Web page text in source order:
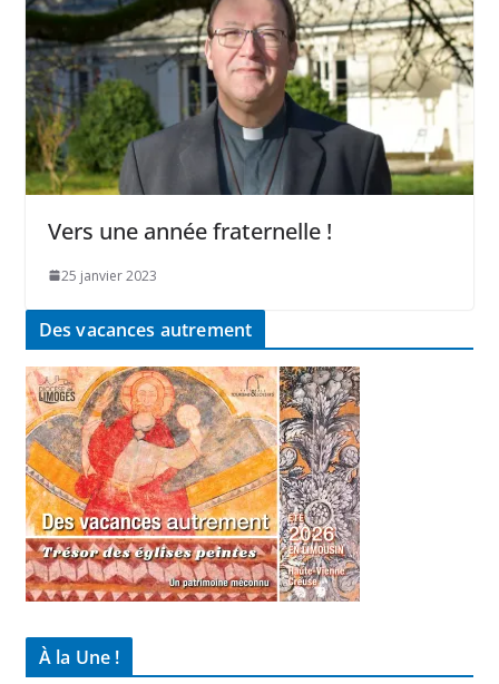
Vers une année fraternelle !
25 janvier 2023
Des vacances autrement
À la Une !